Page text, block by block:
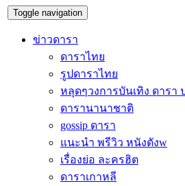
Toggle navigation
ข่าวดารา
ดาราไทย
รูปดาราไทย
หลุดๆวงการบันเทิง ดารา
ดารานานาชาติ
gossip ดารา
แนะนำ พรีวิว หนังดังw
เรื่องย่อ ละครฮิต
ดาราเกาหลี